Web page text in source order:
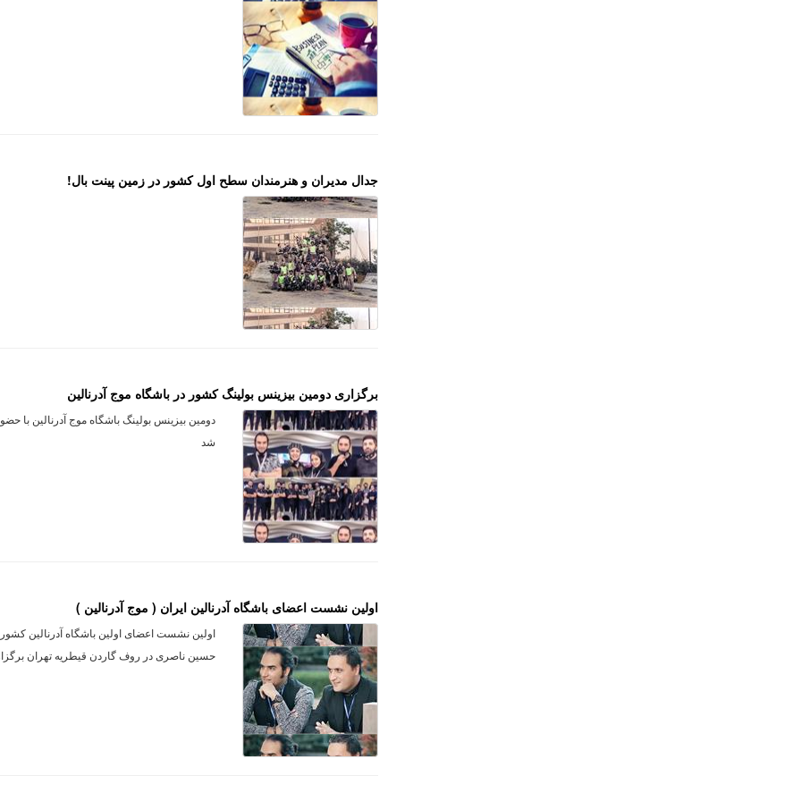
جدال مدیران و هنرمندان سطح اول کشور در زمین پینت بال‌!
برگزاری دومین بیزینس بولینگ کشور در باشگاه موج آدرنالین
دومین بیزینس بولینگ باشگاه موج آدرنالین با
شد
اولین نشست اعضای باشگاه آدرنالین ایران ( موج آدرنالین )
اولین نشست اعضای اولین باشگاه آدرنالین
حسین ناصری در روف گاردن قیطریه تهران